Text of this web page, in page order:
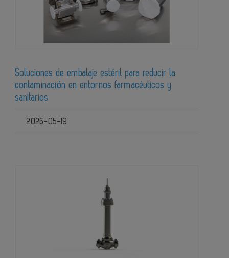
Soluciones de embalaje estéril para reducir la
contaminación en entornos farmacéuticos y
sanitarios
2026-05-19